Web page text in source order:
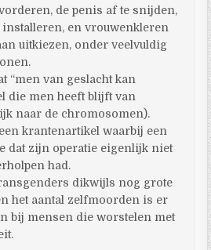
de penis af te snijden,
installeren, en vrouwenkleren
uitkiezen, onder veelvuldig
“men van geslacht kan
die men heeft blijft van
naar de chromosomen).
krantenartikel waarbij een
dat zijn operatie eigenlijk niet
had.
dikwijls nog grote
het aantal zelfmoorden is er
bij mensen die worstelen met